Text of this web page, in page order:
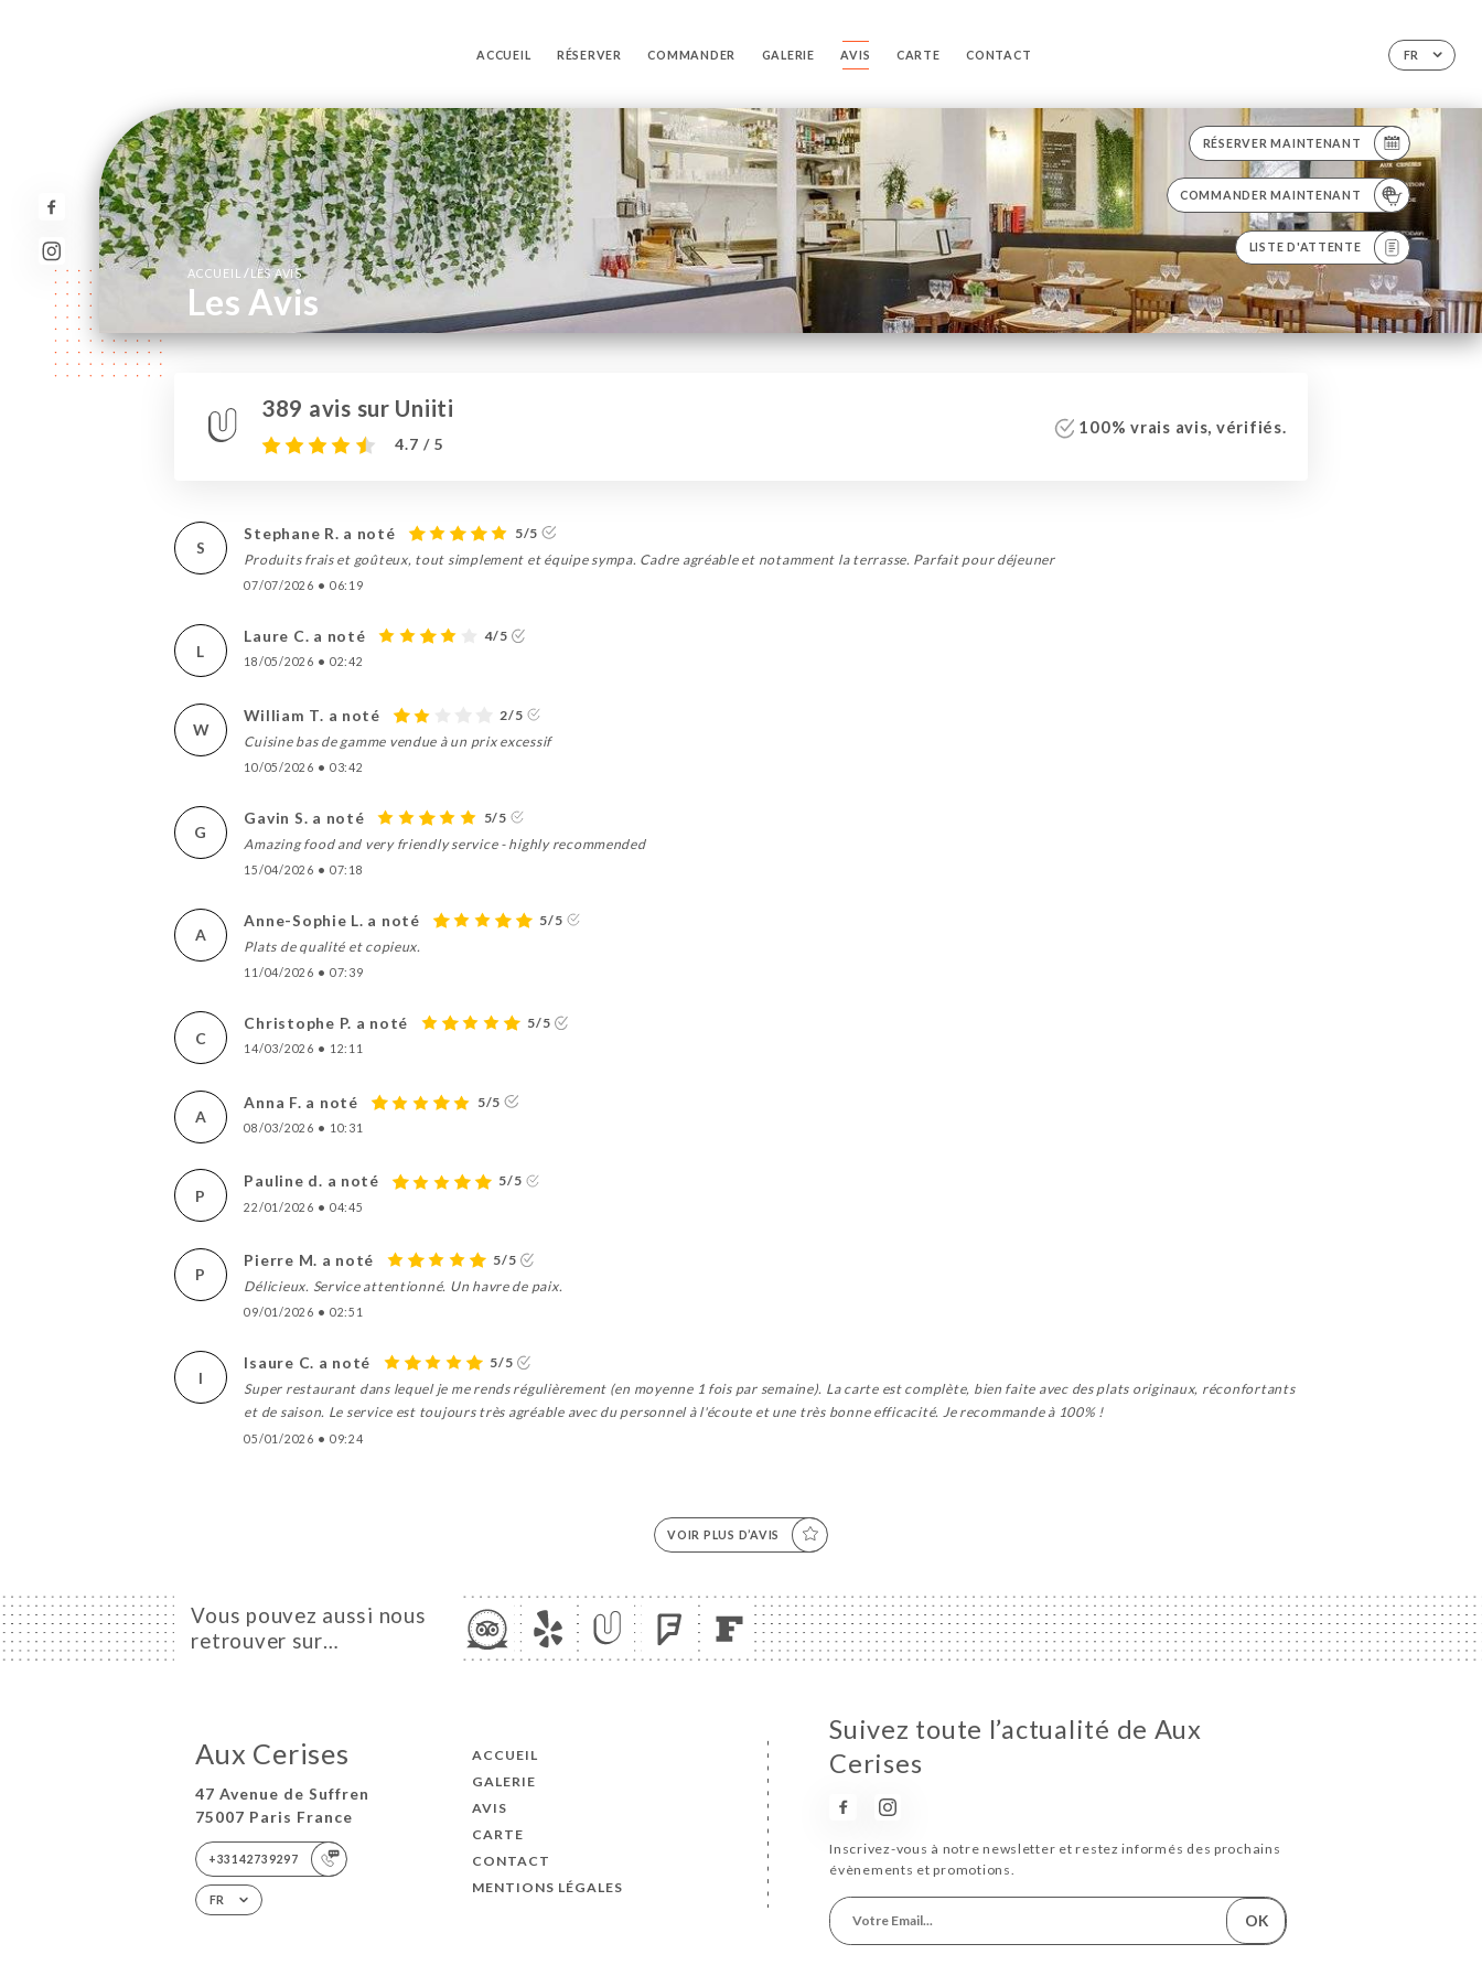
FR
ACCUEIL RÉSERVER COMMANDER GALERIE AVIS CARTE CONTACT
RÉSERVER MAINTENANT
COMMANDER MAINTENANT
LISTE D'ATTENTE
ACCUEIL/ LES AVIS
Les Avis
389 avis sur Uniiti
4.7 / 5
100% vrais avis, vérifiés.
S
Stephane R. a noté
5/5
Produits frais et goûteux, tout simplement et équipe sympa. Cadre agréable et notamment la terrasse. Parfait pour déjeuner
07/07/2026 • 06:19
L
Laure C. a noté 4/5
18/05/2026 • 02:42
W
William T. a noté
2/5
Cuisine bas de gamme vendue à un prix excessif
10/05/2026 • 03:42
G
Gavin S. a noté
5/5
Amazing food and very friendly service - highly recommended
15/04/2026 • 07:18
A
Anne-Sophie L. a noté
5/5
Plats de qualité et copieux.
11/04/2026 • 07:39
C
Christophe P. a noté 5/5
14/03/2026 • 12:11
A
Anna F. a noté 5/5
08/03/2026 • 10:31
P
Pauline d. a noté 5/5
22/01/2026 • 04:45
P
Pierre M. a noté
5/5
Délicieux. Service attentionné. Un havre de paix.
09/01/2026 • 02:51
I
Isaure C. a noté
5/5
Super restaurant dans lequel je me rends régulièrement (en moyenne 1 fois par semaine). La carte est complète, bien faite avec des plats originaux, réconfortants
et de saison. Le service est toujours très agréable avec du personnel à l'écoute et une très bonne efficacité. Je recommande à 100% !
05/01/2026 • 09:24
VOIR PLUS D’AVIS
Vous pouvez aussi nous
retrouver sur…
Aux Cerises
47 Avenue de Suffren
75007 Paris France
+33142739297
FR
ACCUEIL
GALERIE
AVIS
CARTE
CONTACT
MENTIONS LÉGALES
Suivez toute l’actualité de Aux
Cerises
Inscrivez-vous à notre newsletter et restez informés des prochains
évènements et promotions.
OK